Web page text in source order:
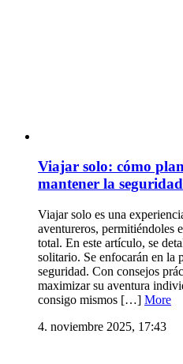
Viajar solo: cómo
mantener la
Viajar solo es una
aventureros, permitiéndoles
total. En este artículo, se
solitario. Se enfocarán en la
seguridad. Con consejos
maximizar su aventura
consigo mismos […] More
4. noviembre 2025, 17:43